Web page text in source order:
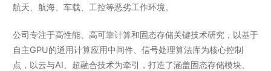
航天、航海、车载、工控等恶劣工作环境。
公司专注于高性能、高可靠计算和固态存储关键技术研究，以基于
自主GPU的通用计算应用中间件、信号处理算法库为核心控制
点，以云与AI、超融合技术为牵引，打造了涵盖固态存储模块、